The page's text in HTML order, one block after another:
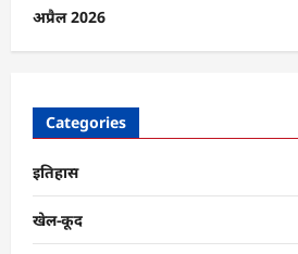
अप्रैल 2026
Categories
इतिहास
खेल-कूद